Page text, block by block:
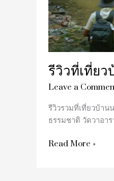
รีวิวที่เที่ย
Leave a
รีวิวรวมที่เที่ยวบ้าน
ธรรมชาติ วัดวาอา
Read More »